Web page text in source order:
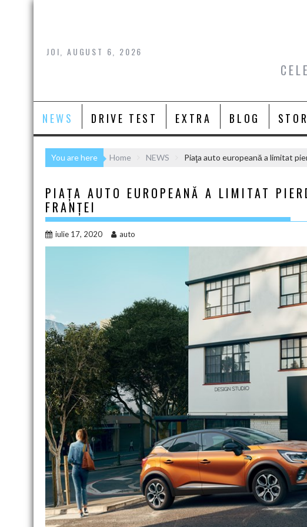
Skip
JOI, AUGUST 6, 2026
NEWS DRIVE TEST EXTRA BLOG
You are here Home NEWS Piaţa auto europeană a limitat
PIAŢA AUTO EUROPEANĂ A LIMITAT
FRANŢEI
iulie 17, 2020 auto